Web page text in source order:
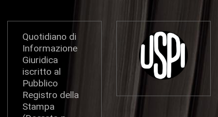
Quotidiano di
Informazione
Giuridica
iscritto al
Pubblico
Registro della
Stampa